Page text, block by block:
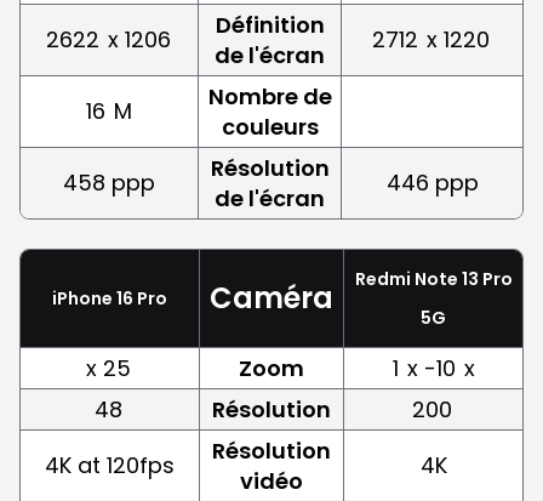
2622 x 1206
Définition
de l'écran
2712 x 1220
16 M
Nombre de
couleurs
458 ppp
Résolution
de l'écran
446 ppp
iPhone 16 Pro Caméra
Redmi Note 13 Pro
5G
x 25 Zoom 1 x -10 x
48
Résolution
200
4K at 120fps
Résolution
vidéo
4K